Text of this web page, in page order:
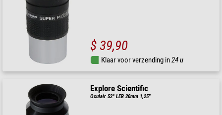
$ 39,90
Klaar voor verzending in24 u
Explore Scientific
Oculair 52° LER 20mm 1,25"